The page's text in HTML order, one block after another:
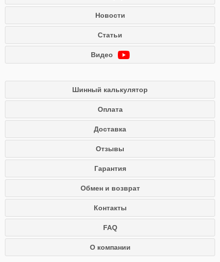
Новости
Статьи
Видео
Шинный калькулятор
Оплата
Доставка
Отзывы
Гарантия
Обмен и возврат
Контакты
FAQ
О компании